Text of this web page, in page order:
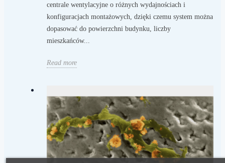
centrale wentylacyjne o różnych wydajnościach i
konfiguracjach montażowych, dzięki czemu system można
dopasować do powierzchni budynku, liczby
mieszkańców...
Read more